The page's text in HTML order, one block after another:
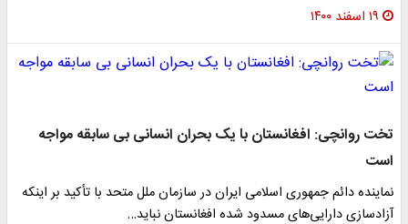
۱۹ اسفند ۱۴۰۰
تخت روانچی: افغانستان با یک بحران انسانی بی سابقه مواجه
است
نماینده دائم جمهوری اسلامی ایران در سازمان ملل متحد با تأکید بر اینکه
آزادسازی‌ دارایی‌های مسدود شده افغانستان نباید…